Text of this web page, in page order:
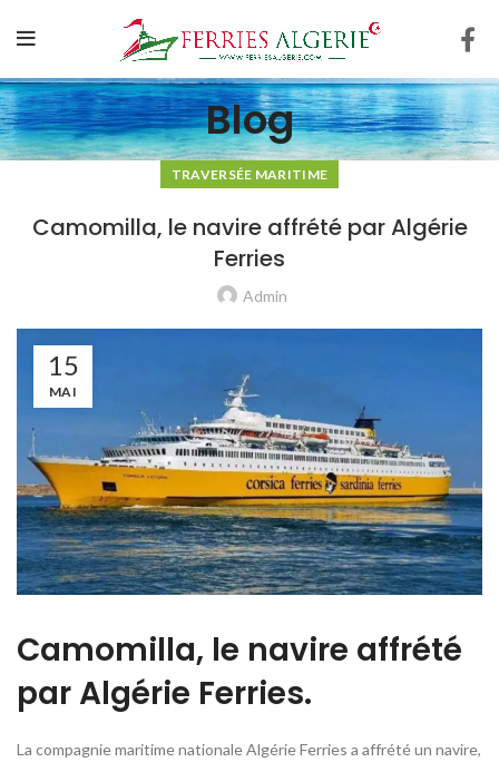
Blog
TRAVERSÉE MARITIME
Camomilla, le navire affrété par Algérie
Ferries
Admin
15
MAI
Camomilla, le navire affrété
par Algérie Ferries.
La compagnie maritime nationale Algérie Ferries a affrété un navire,